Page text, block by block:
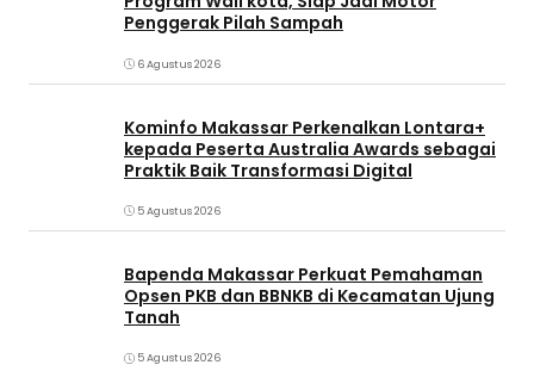
Penggerak Pilah Sampah
6 Agustus 2026
Kominfo Makassar Perkenalkan Lontara+
kepada Peserta Australia Awards sebagai
Praktik Baik Transformasi Digital
5 Agustus 2026
Bapenda Makassar Perkuat Pemahaman
Opsen PKB dan BBNKB di Kecamatan Ujung
Tanah‎
5 Agustus 2026